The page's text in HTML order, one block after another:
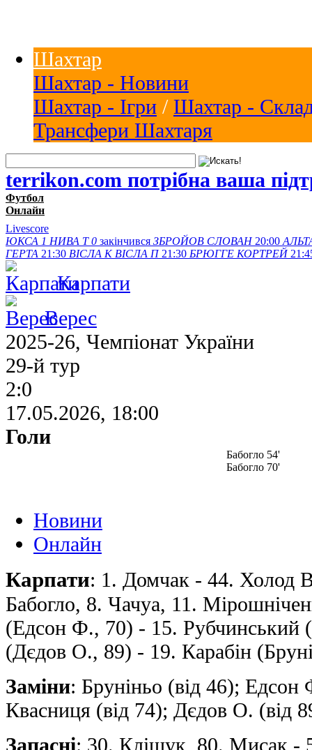
Шахтар
Шахтар - Новини
Шахтар - Ігри / Шахтар -
Трансфери Шахтаря
terrikon.com потрібна ваша
Футбол
Онлайн
Livescore
ЮКСА 1 НИВА Т 0 закінчився ЗБРОЙОВ СЛОВАН 20:00
ГЕРТА 21:30 ВІСЛА K ВІСЛА П 21:30 БРЮГГЕ КОРТРЕЙ
Карпати
Верес
2025-26, Чемпіонат України
29-й тур
2:0
17.05.2026, 18:00
Голи
Бабогло 54'
Бабогло 70'
Новини
Онлайн
Карпати: 1. Домчак - 44. Холод
Бабогло, 8. Чачуа, 11.
(Едсон Ф., 70) - 15. Рубчинський
(Дєдов О., 89) - 19. Карабін
Заміни: Бруніньо (від 46);
Квасниця (від 74); Дєдов О. (від
Запасні: 30. Кліщук, 80. Мисак -